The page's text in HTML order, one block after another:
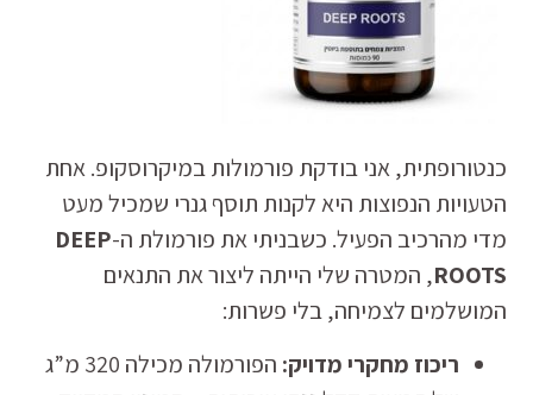
כנטורופתית, אני בודקת פורמולות במיקרוסקופ. אחת
הטעויות הנפוצות היא לקנות תוסף גנרי שמכיל מעט
מדי מהרכיב הפעיל. כשבניתי את פורמולת ה-DEEP
ROOTS, המטרה שלי הייתה ליצור את התנאים
המושלמים לצמיחה, בלי פשרות:
ריכוז מחקרי מדויק:
הפורמולה מכילה 320 מ”ג